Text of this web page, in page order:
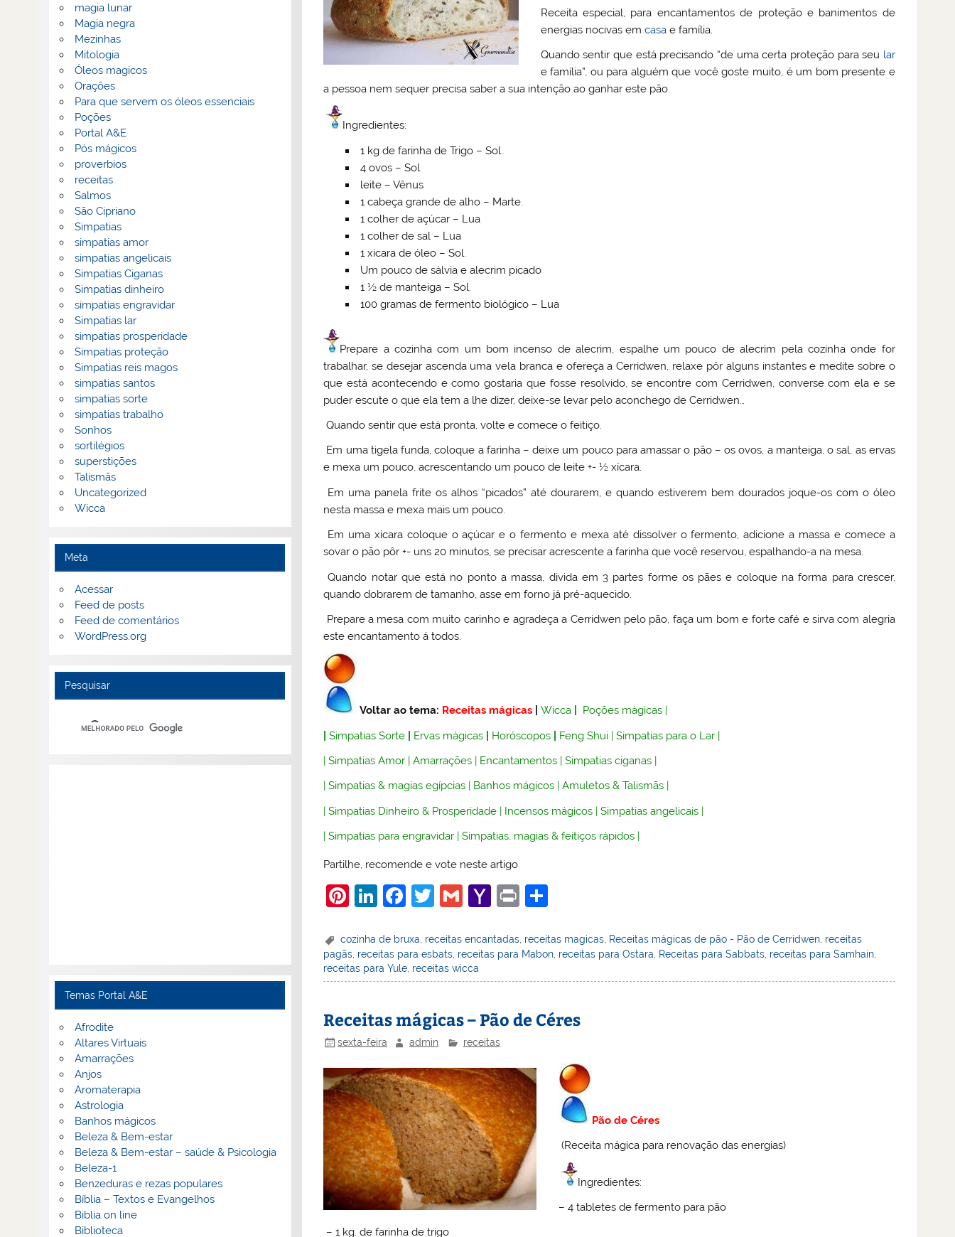
Receita especial, para encantamentos de proteção e banimentos de
energias nocivas em casae família.
Quando sentir que está precisando “de uma certa proteção para seu lar
e família”, ou para alguém que você goste muito, é um bom presente e
a pessoa nem sequer precisa saber a sua intenção ao ganhar este pão.
Ingredientes:
1 kg de farinha de Trigo – Sol.
4 ovos – Sol
leite – Vênus
1 cabeça grande de alho – Marte.
1 colher de açúcar – Lua
1 colher de sal – Lua
1 xícara de óleo – Sol.
Um pouco de sálvia e alecrim picado
1 ½ de manteiga – Sol.
100 gramas de fermento biológico – Lua
Prepare a cozinha com um bom incenso de alecrim, espalhe um pouco de alecrim pela cozinha onde for
trabalhar, se desejar ascenda uma vela branca e ofereça a Cerridwen, relaxe pôr alguns instantes e medite sobre o
que está acontecendo e como gostaria que fosse resolvido, se encontre com Cerridwen, converse com ela e se
puder escute o que ela tem a lhe dizer, deixe-se levar pelo aconchego de Cerridwen…
Quando sentir que está pronta, volte e comece o feitiço.
Em uma tigela funda, coloque a farinha – deixe um pouco para amassar o pão – os ovos, a manteiga, o sal, as ervas
e mexa um pouco, acrescentando um pouco de leite +- ½ xícara.
Em uma panela frite os alhos “picados” até dourarem, e quando estiverem bem dourados joque-os com o óleo
nesta massa e mexa mais um pouco.
Em uma xícara coloque o açúcar e o fermento e mexa até dissolver o fermento, adicione a massa e comece a
sovar o pão pôr +- uns 20 minutos, se precisar acrescente a farinha que você reservou, espalhando-a na mesa.
Quando notar que está no ponto a massa, divida em 3 partes forme os pães e coloque na forma para crescer,
quando dobrarem de tamanho, asse em forno já pré-aquecido.
Prepare a mesa com muito carinho e agradeça a Cerridwen pelo pão, faça um bom e forte café e sirva com alegria
este encantamento á todos.
Voltar ao tema: Receitas mágicas |Wicca Poções mágicas |
|Simpatias Sorte Ervas mágicas Horóscopos Feng Shui |Simpatias para o Lar |
|Simpatias Amor |Amarrações | Encantamentos |Simpatias ciganas |
|Simpatias & magias egípcias Banhos mágicos |Amuletos & Talismãs
|Simpatias Dinheiro & Prosperidade | Incensos mágicos |Simpatias angelicais |
|Simpatias para engravidar |Simpatias, magias & feitiços rápidos |
Partilhe, recomende e vote neste artigo
Pi
er
e
st
Li
k
e
dI
F
c
e
b
o
o
k
T
itt
er
G
ai
l
Y
h
o
o
M
ai
l
Pr
t
ar
e
cozinha de bruxa receitas encantadas receitas magicas Receitas mágicas de pão - Pão de Cerridwen receitas
pagãs, receitas para esbats, receitas para Mabon, receitas para Ostara, Receitas para Sabbats, receitas para Samhain,
receitas para Yule, receitas wicca
Receitas mágicas – Pão de Céres
sexta-feira admin receitas
Pão de Céres
(Receita mágica para renovação das energias)
Ingredientes:
– 4 tabletes de fermento para pão
– 1 kg. de farinha de trigo
magia lunar
Magia negra
Mezinhas
Mitologia
Óleos magicos
Orações
Para que servem os óleos essenciais
Poções
Portal A&E
Pós mágicos
proverbios
receitas
Salmos
São Cipriano
Simpatias
simpatias amor
simpatias angelicais
Simpatias Ciganas
Simpatias dinheiro
simpatias engravidar
Simpatias lar
simpatias prosperidade
Simpatias proteção
Simpatias reis magos
simpatias santos
simpatias sorte
simpatias trabalho
Sonhos
sortilégios
superstições
Talismãs
Uncategorized
Wicca
Meta
Acessar
Feed de posts
Feed de comentários
WordPress.org
Pesquisar
Temas Portal A&E
Afrodite
Altares Virtuais
Amarrações
Anjos
Aromaterapia
Astrologia
Banhos mágicos
Beleza & Bem-estar
Beleza & Bem-estar – saúde & Psicologia
Beleza-1
Benzeduras e rezas populares
Bíblia – Textos e Evangelhos
Biblia on line
Biblioteca